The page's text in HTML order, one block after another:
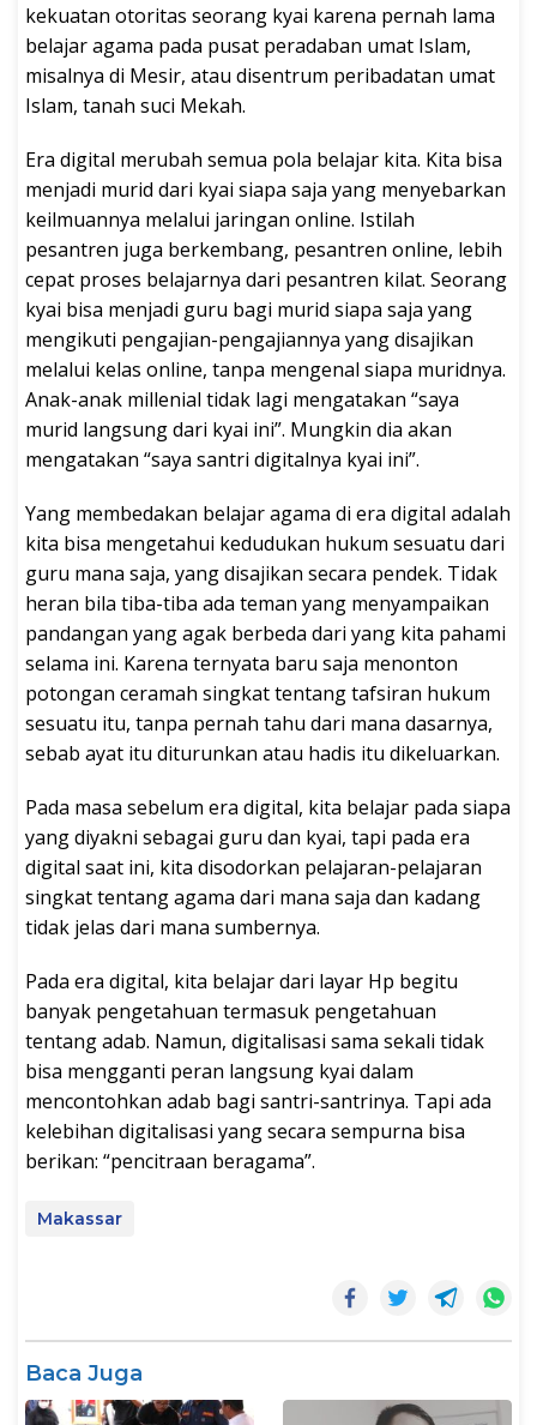
kekuatan otoritas seorang kyai karena pernah lama
belajar agama pada pusat peradaban umat Islam,
misalnya di Mesir, atau disentrum peribadatan umat
Islam, tanah suci Mekah.
Era digital merubah semua pola belajar kita. Kita bisa
menjadi murid dari kyai siapa saja yang menyebarkan
keilmuannya melalui jaringan online. Istilah
pesantren juga berkembang, pesantren online, lebih
cepat proses belajarnya dari pesantren kilat. Seorang
kyai bisa menjadi guru bagi murid siapa saja yang
mengikuti pengajian-pengajiannya yang disajikan
melalui kelas online, tanpa mengenal siapa muridnya.
Anak-anak millenial tidak lagi mengatakan “saya
murid langsung dari kyai ini”. Mungkin dia akan
mengatakan “saya santri digitalnya kyai ini”.
Yang membedakan belajar agama di era digital adalah
kita bisa mengetahui kedudukan hukum sesuatu dari
guru mana saja, yang disajikan secara pendek. Tidak
heran bila tiba-tiba ada teman yang menyampaikan
pandangan yang agak berbeda dari yang kita pahami
selama ini. Karena ternyata baru saja menonton
potongan ceramah singkat tentang tafsiran hukum
sesuatu itu, tanpa pernah tahu dari mana dasarnya,
sebab ayat itu diturunkan atau hadis itu dikeluarkan.
Pada masa sebelum era digital, kita belajar pada siapa
yang diyakni sebagai guru dan kyai, tapi pada era
digital saat ini, kita disodorkan pelajaran-pelajaran
singkat tentang agama dari mana saja dan kadang
tidak jelas dari mana sumbernya.
Pada era digital, kita belajar dari layar Hp begitu
banyak pengetahuan termasuk pengetahuan
tentang adab. Namun, digitalisasi sama sekali tidak
bisa mengganti peran langsung kyai dalam
mencontohkan adab bagi santri-santrinya. Tapi ada
kelebihan digitalisasi yang secara sempurna bisa
berikan: “pencitraan beragama”.
Makassar
Baca Juga